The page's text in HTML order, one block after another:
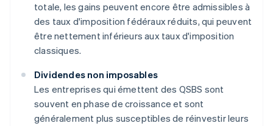
totale, les gains peuvent encore être admissibles à
des taux d'imposition fédéraux réduits, qui peuvent
être nettement inférieurs aux taux d'imposition
classiques.
Dividendes non imposables
Les entreprises qui émettent des QSBS sont
souvent en phase de croissance et sont
généralement plus susceptibles de réinvestir leurs